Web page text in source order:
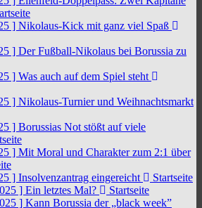
] Nikolaus-Kick mit ganz viel Spaß
] Der Fußball-Nikolaus bei Borussia zu
] Was auch auf dem Spiel steht
] Nikolaus-Turnier und Weihnachtsmarkt
] Borussias Not stößt auf viele
] Mit Moral und Charakter zum 2:1 über
] Insolvenzantrag eingereicht
Startseite
] Ein letztes Mal?
Startseite
] Kann Borussia der „black week”